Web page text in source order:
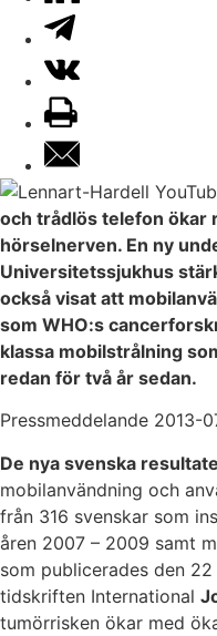
och trådlös telefon ökar
hörselnerven. En ny
Universitetssjukhus
också visat att
som WHO:s
klassa mobilstrålning
redan för två år sedan.
Pressmeddelande 2013-
De nya svenska
mobilanvändning och
från 316 svenskar som
åren 2007 – 2009 samt
som publicerades den
tidskriften International
tumörrisken ökar med